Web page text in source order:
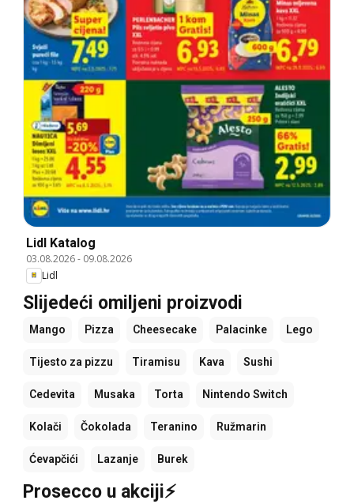
Lidl Katalog
03.08.2026- 09.08.2026
Lidl
Slijedeći omiljeni proizvodi
Mango Pizza Cheesecake Palacinke Lego
Tijesto za pizzu Tiramisu Kava Sushi
Cedevita Musaka Torta Nintendo Switch
Kolači Čokolada Teranino Ružmarin
Ćevapčići Lazanje Burek
Prosecco u akciji⚡